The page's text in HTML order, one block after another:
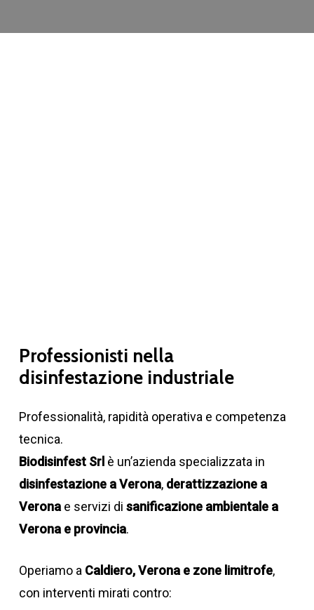
Professionisti nella
disinfestazione industriale
Professionalità, rapidità operativa e competenza
tecnica.
Biodisinfest Srl è un’azienda specializzata in
disinfestazione a Verona, derattizzazione a
Veronae servizi di sanificazione ambientale a
Verona e provincia.
Operiamo a Caldiero, Verona e zone limitrofe,
con interventi mirati contro: